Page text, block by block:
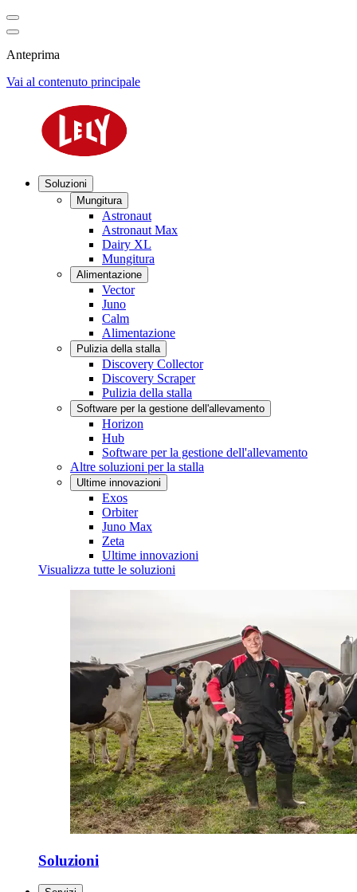
Anteprima
Vai al contenuto principale
Soluzioni
Mungitura
Astronaut
Astronaut Max
Dairy XL
Mungitura
Alimentazione
Vector
Juno
Calm
Alimentazione
Pulizia della stalla
Discovery Collector
Discovery Scraper
Pulizia della stalla
Software per la gestione dell'allevamento
Horizon
Hub
Software per la gestione dell'allevamento
Altre soluzioni per la stalla
Ultime innovazioni
Exos
Orbiter
Juno Max
Zeta
Ultime innovazioni
Visualizza tutte le soluzioni
Soluzioni